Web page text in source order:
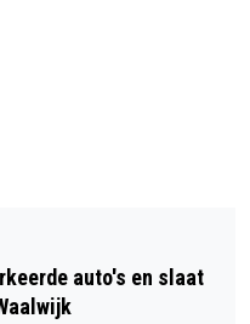
EN
IN DE
VEER
auto's en slaat